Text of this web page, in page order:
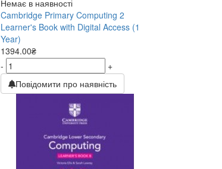
Немає в наявності
Cambridge Primary Computing 2
Learner's Book with Digital Access (1
Year)
1394.00₴
-
+
Повідомити про наявність